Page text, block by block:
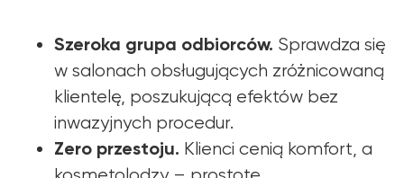
Szeroka grupa odbiorców. Sprawdza się
w salonach obsługujących zróżnicowaną
klientelę, poszukującą efektów bez
inwazyjnych procedur.
Zero przestoju. Klienci cenią komfort, a